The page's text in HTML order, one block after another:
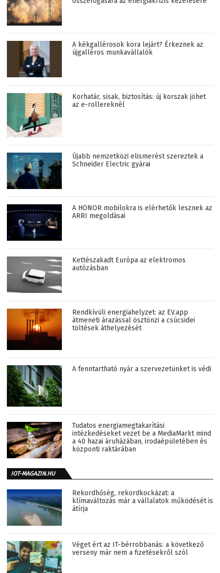
A kékgallérosok kora lejárt? Érkeznek az
újgalléros munkavállalók
Korhatár, sisak, biztosítás: új korszak jöhet
az e-rollereknél
Újabb nemzetközi elismerést szereztek a
Schneider Electric gyárai
A HONOR mobilokra is elérhetők lesznek az
ARRI megoldásai
Kettészakadt Európa az elektromos
autózásban
Rendkívüli energiahelyzet: az EV.app
átmeneti árazással ösztönzi a csúcsidei
töltések áthelyezését
A fenntartható nyár a szervezetünket is védi
Tudatos energiamegtakarítási
intézkedéseket vezet be a MediaMarkt mind
a 40 hazai áruházában, irodaépületében és
központi raktárában
IOT-MAGAZIN.HU
Rekordhőség, rekordkockázat: a
klímaváltozás már a vállalatok működését is
átírja
Véget ért az IT-bérrobbanás: a következő
verseny már nem a fizetésekről szól